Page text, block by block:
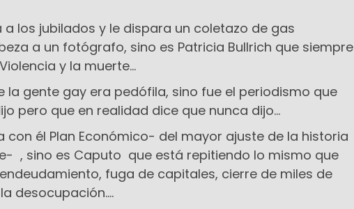
a los jubilados y le dispara un coletazo de gas
a un fotógrafo, sino es Patricia Bullrich que siempre
y la muerte...
la gente gay era pedófila, sino fue el periodismo que
pero que en realidad dice que nunca dijo...
con él Plan Económico- del mayor ajuste de la historia
, sino es Caputo que está repitiendo lo mismo que
fuga de capitales, cierre de miles de
desocupación....